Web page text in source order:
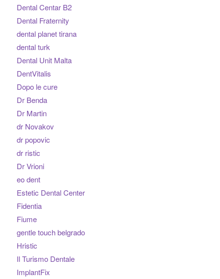
Dental Centar B2
Dental Fraternity
dental planet tirana
dental turk
Dental Unit Malta
DentVitalis
Dopo le cure
Dr Benda
Dr Martin
dr Novakov
dr popovic
dr ristic
Dr Vrioni
eo dent
Estetic Dental Center
Fidentia
Fiume
gentle touch belgrado
Hristic
Il Turismo Dentale
ImplantFix